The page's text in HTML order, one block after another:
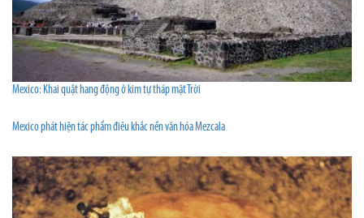
Mexico: Khai quật hang động ở kim tự tháp mặt Trời
Mexico phát hiện tác phẩm điêu khắc nền văn hóa Mezcala